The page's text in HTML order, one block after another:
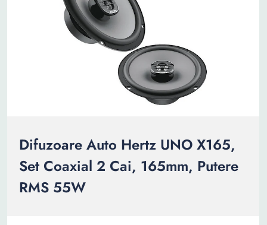
Difuzoare Auto Hertz UNO X165,
Set Coaxial 2 Cai, 165mm, Putere
RMS 55W